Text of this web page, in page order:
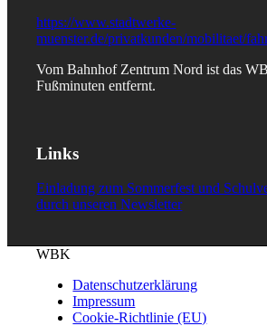
https://www.stadtwerke-
muenster.de/privatkunden/mobilitaet/
Vom Bahnhof Zentrum Nord ist das
Fußminuten entfernt.
Links
Einladung zum Sommerfest und
durch unseren Newsletter
WBK
Datenschutzerklärung
Impressum
Cookie-Richtlinie (EU)